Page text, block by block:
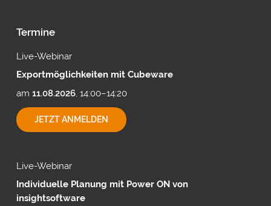
Termine
Live-Webinar
Exportmöglichkeiten mit Cubeware
am 11.08.2026, 14:00–14:20
JETZT ANMELDENEXPORTMÖGLICHKEITEN
MIT
Live-Webinar
Individuelle Planung mit Power ON von
insightsoftware